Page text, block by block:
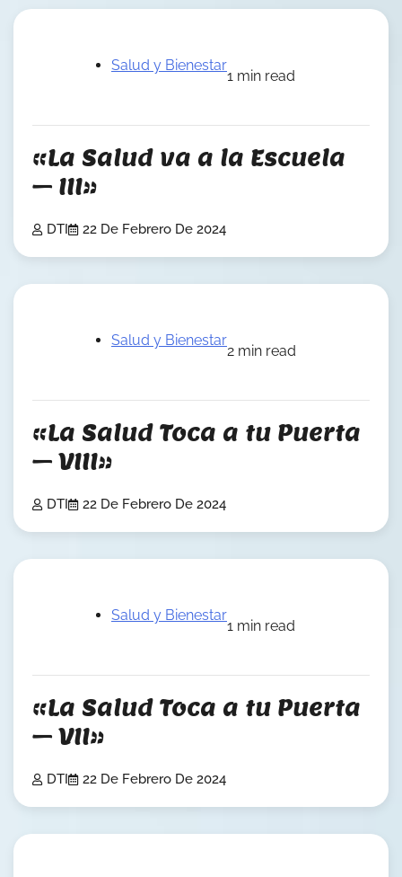
Salud y Bienestar
1 min read
«La Salud va a la Escuela
– III»
DTI 22 De Febrero De 2024
Salud y Bienestar
2 min read
«La Salud Toca a tu Puerta
– VIII»
DTI 22 De Febrero De 2024
Salud y Bienestar
1 min read
«La Salud Toca a tu Puerta
– VII»
DTI 22 De Febrero De 2024